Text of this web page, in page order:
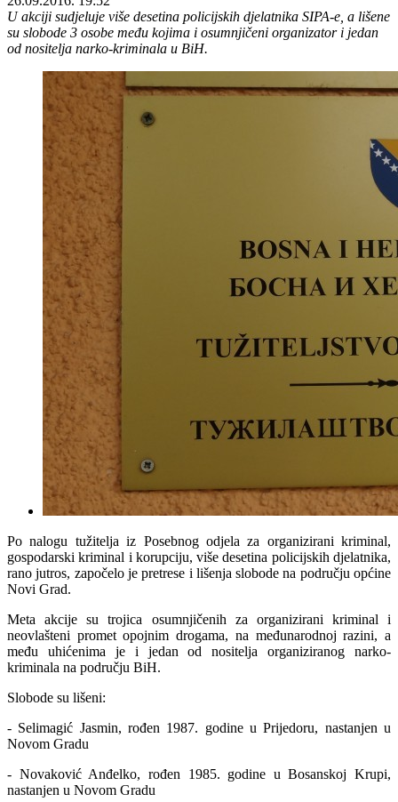
U akciji sudjeluje više desetina policijskih djelatnika SIPA-e, a lišene
su slobode 3 osobe među kojima i osumnjičeni organizator i jedan
od nositelja narko-kriminala u BiH.
Po nalogu tužitelja iz Posebnog odjela za organizirani kriminal,
gospodarski kriminal i korupciju, više desetina policijskih djelatnika,
rano jutros, započelo je pretrese i lišenja slobode na području općine
Novi Grad.
Meta akcije su trojica osumnjičenih za organizirani kriminal i
neovlašteni promet opojnim drogama, na međunarodnoj razini, a
među uhićenima je i jedan od nositelja organiziranog narko-
kriminala na području BiH.
Slobode su lišeni:
- Selimagić Jasmin, rođen 1987. godine u Prijedoru, nastanjen u
Novom Gradu
- Novaković Anđelko, rođen 1985. godine u Bosanskoj Krupi,
nastanjen u Novom Gradu